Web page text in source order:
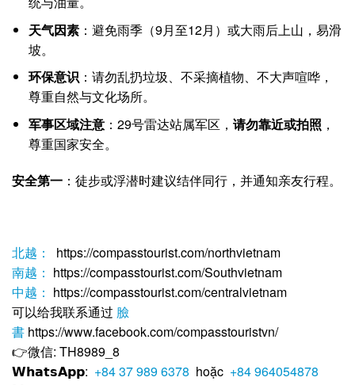
天气因素：避免雨季（9月至12月）或大雨后上山，易滑
坡。
环保意识：请勿乱扔垃圾、不采摘植物、不大声喧哗，
尊重自然与文化场所。
军事区域注意：29号雷达站属军区， 请勿靠近或拍照 ，
尊重国家安全。
安全第一 ：徒步或浮潜时建议结伴同行，并通知亲友行程。
北越：
https://compasstourist.com/northvietnam
南越： https://compasstourist.com/Southvietnam
中越： https://compasstourist.com/centralvietnam
可以给我联系通过 臉
書 https://www.facebook.com/compasstouristvn/
👉微信: TH8989_8
𝗪𝗵𝗮𝘁𝘀𝗔𝗽𝗽: +84 37 989 6378 hoặc +84 964054878